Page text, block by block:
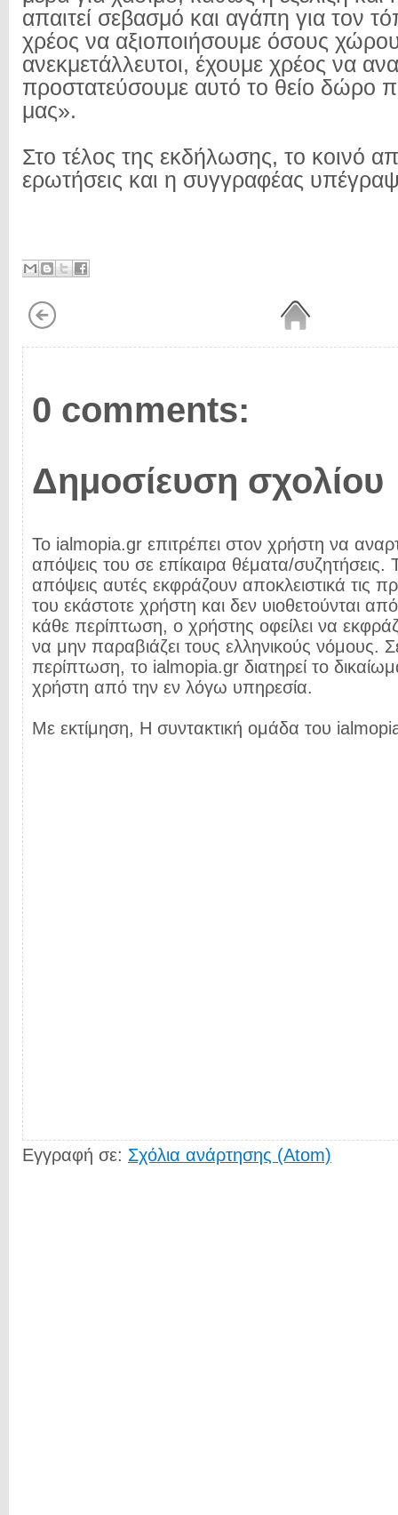
απαιτεί σεβασμό και αγάπη για τον
χρέος να αξιοποιήσουμε όσους
ανεκμετάλλευτοι, έχουμε χρέος να
προστατεύσουμε αυτό το θείο δώρο
μας».
Στο τέλος της εκδήλωσης, το κοινό
ερωτήσεις και η συγγραφέας
0 comments:
Δημοσίευση σχολίου
Το ialmopia.gr επιτρέπει στον χρήστη να
απόψεις του σε επίκαιρα θέματα/συζητήσεις.
απόψεις αυτές εκφράζουν αποκλειστικά τις
του εκάστοτε χρήστη και δεν υιοθετούνται
κάθε περίπτωση, ο χρήστης οφείλει να
να μην παραβιάζει τους ελληνικούς νόμους.
περίπτωση, το ialmopia.gr διατηρεί το
χρήστη από την εν λόγω υπηρεσία.
Με εκτίμηση, Η συντακτική ομάδα του
Εγγραφή σε: Σχόλια ανάρτησης (Atom)